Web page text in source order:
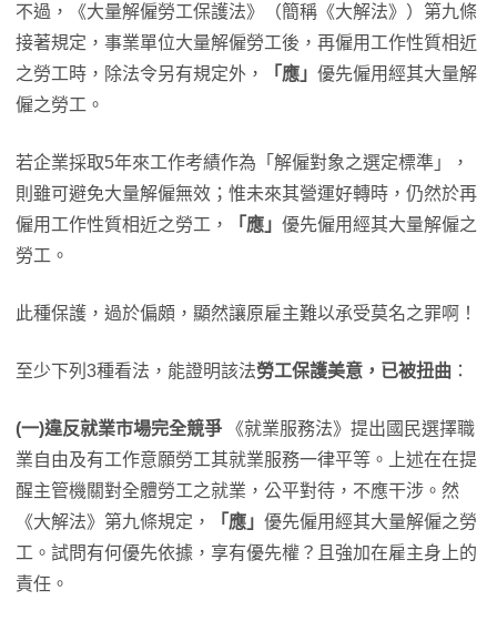
不過，《大量解僱勞工保護法》（簡稱《大解法》）第九條
接著規定，事業單位大量解僱勞工後，再僱用工作性質相近
之勞工時，除法令另有規定外，
「應」 優先僱用經其大量解
僱之勞工。
若企業採取5年來工作考績作為「解僱對象之選定標準」，
則雖可避免大量解僱無效；惟未來其營運好轉時，仍然於再
僱用工作性質相近之勞工，
「應」 優先僱用經其大量解僱之
勞工。
此種保護，過於偏頗，顯然讓原雇主難以承受莫名之罪啊！
至少下列3種看法，能證明該法勞工保護美意，已被扭曲 ：
(一)違反就業市場完全競爭 《就業服務法》提出國民選擇職
業自由及有工作意願勞工其就業服務一律平等。上述在在提
醒主管機關對全體勞工之就業，公平對待，不應干涉。然
《大解法》第九條規定，
「應」 優先僱用經其大量解僱之勞
工。試問有何優先依據，享有優先權？且強加在雇主身上的
責任。